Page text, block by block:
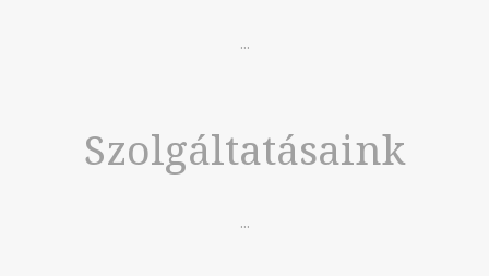
...
Szolgáltatásaink
...